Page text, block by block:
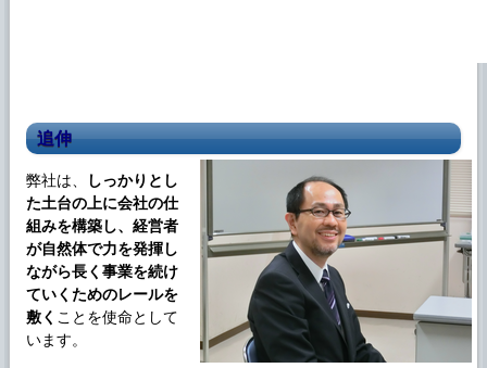
追伸
弊社は、
しっかりとし
た土台の上に会社の仕
組みを構築し、経営者
が自然体で力を発揮し
ながら長く事業を続け
ていくためのレールを
敷く ことを使命として
います。